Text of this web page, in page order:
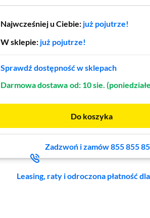
Najwcześniej u Ciebie: już pojutrze!
W sklepie: już pojutrze!
Sprawdź dostępność w sklepach
Darmowa dostawa od: 10 sie.
Do koszyka
Zadzwoń i zamów 855 855
Leasing, raty i odroczona płatność